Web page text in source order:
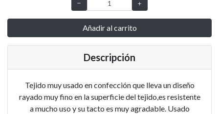
Añadir al carrito
Descripción
Tejido muy usado en confección que lleva un diseño
rayado muy fino en la superficie del tejido,es resistente
a mucho uso y su tacto es muy agradable. Usado